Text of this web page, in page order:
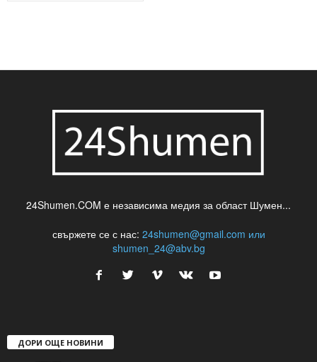
24Shumen.COM е независима медия за област Шумен...
свържете се с нас: 24shumen@gmail.com или
shumen_24@abv.bg
ДОРИ ОЩЕ НОВИНИ